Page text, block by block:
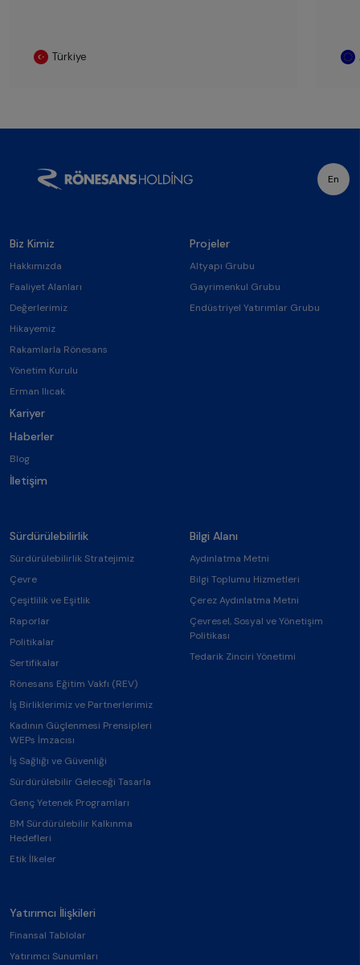
Türkiye
En
Biz Kimiz
Hakkımızda
Faaliyet Alanları
Değerlerimiz
Hikayemiz
Rakamlarla Rönesans
Yönetim Kurulu
Erman Ilıcak
Kariyer
Haberler
Blog
İletişim
Projeler
Altyapı Grubu
Gayrimenkul Grubu
Endüstriyel Yatırımlar Grubu
Sürdürülebilirlik
Sürdürülebilirlik Stratejimiz
Çevre
Çeşitlilik ve Eşitlik
Raporlar
Politikalar
Sertifikalar
Rönesans Eğitim Vakfı (REV)
İş Birliklerimiz ve Partnerlerimiz
Kadının Güçlenmesi Prensipleri
WEPs İmzacısı
İş Sağlığı ve Güvenliği
Sürdürülebilir Geleceği Tasarla
Genç Yetenek Programları
BM Sürdürülebilir Kalkınma
Hedefleri
Etik İlkeler
Bilgi Alanı
Aydınlatma Metni
Bilgi Toplumu Hizmetleri
Çerez Aydınlatma Metni
Çevresel, Sosyal ve Yönetişim
Politikası
Tedarik Zinciri Yönetimi
Yatırımcı İlişkileri
Finansal Tablolar
Yatırımcı Sunumları